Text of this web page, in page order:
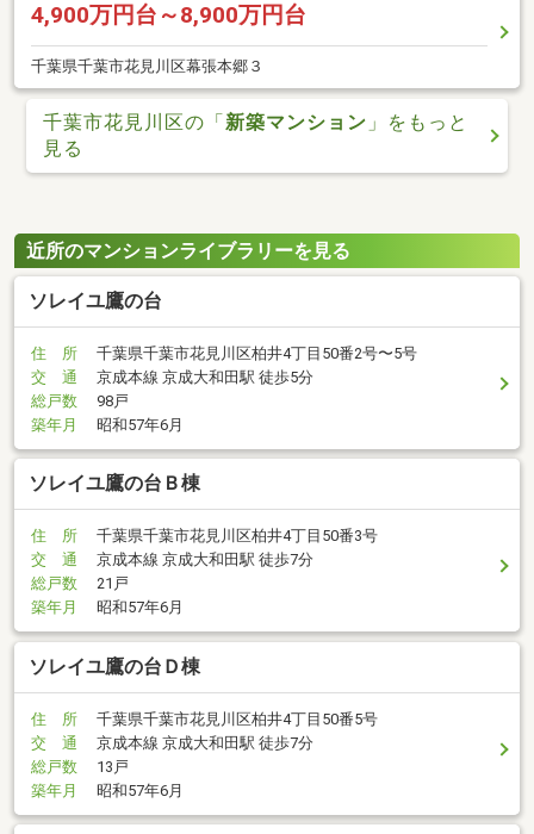
4,900万円台～8,900万円台
千葉県千葉市花見川区幕張本郷３
千葉市花見川区の「新築マンション 」をもっと
見る
近所のマンションライブラリーを見る
ソレイユ鷹の台
住 所
千葉県千葉市花見川区柏井4丁目50番2号〜5号
交 通
京成本線 京成大和田駅 徒歩5分
総戸数
98戸
築年月
昭和57年6月
ソレイユ鷹の台Ｂ棟
住 所
千葉県千葉市花見川区柏井4丁目50番3号
交 通
京成本線 京成大和田駅 徒歩7分
総戸数
21戸
築年月
昭和57年6月
ソレイユ鷹の台Ｄ棟
住 所
千葉県千葉市花見川区柏井4丁目50番5号
交 通
京成本線 京成大和田駅 徒歩7分
総戸数
13戸
築年月
昭和57年6月